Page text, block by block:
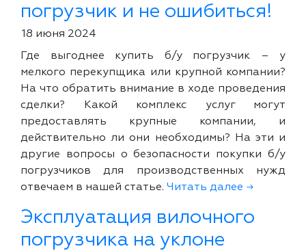
погрузчик и не ошибиться!
18 июня 2024
Где выгоднее купить б/у погрузчик – у
мелкого перекупщика или крупной компании?
На что обратить внимание в ходе проведения
сделки? Какой комплекс услуг могут
предоставлять крупные компании, и
действительно ли они необходимы? На эти и
другие вопросы о безопасности покупки б/у
погрузчиков для производственных нужд
отвечаем в нашей статье. Читать далее →
Эксплуатация вилочного
погрузчика на уклоне